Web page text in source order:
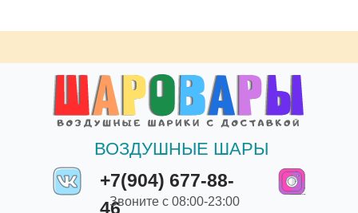
+7(904) 677-88-
46
ВОЗДУШНЫЕ ШАРЫ
Звоните с 08:00-23:00